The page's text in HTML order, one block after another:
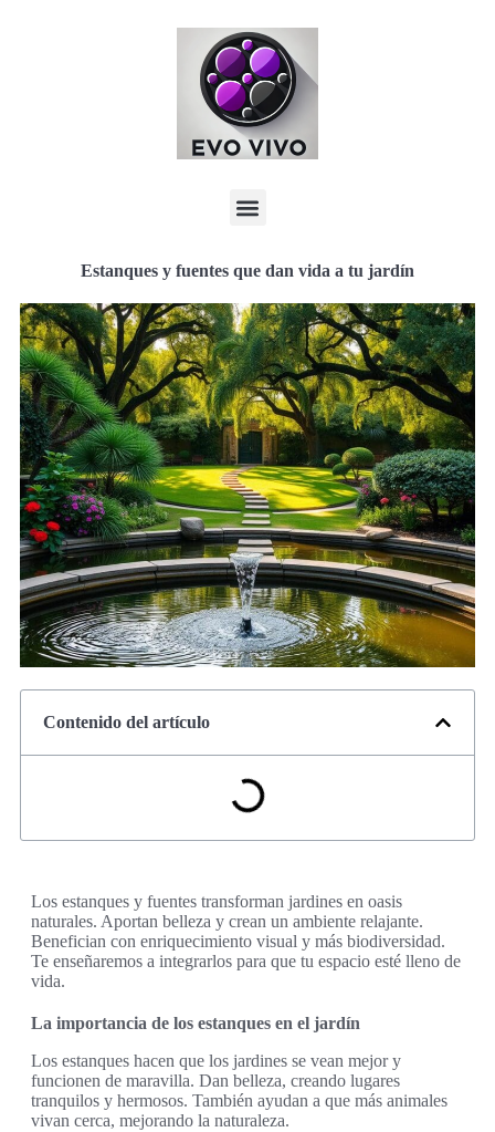
Estanques y fuentes que dan vida a tu jardín
Contenido del artículo
Los estanques y fuentes transforman jardines en oasis
naturales. Aportan belleza y crean un ambiente relajante.
Benefician con enriquecimiento visual y más biodiversidad.
Te enseñaremos a integrarlos para que tu espacio esté lleno de
vida.
La importancia de los estanques en el jardín
Los estanques hacen que los jardines se vean mejor y
funcionen de maravilla. Dan belleza, creando lugares
tranquilos y hermosos. También ayudan a que más animales
vivan cerca, mejorando la naturaleza.